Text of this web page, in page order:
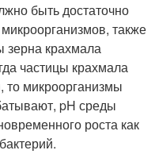
быть достаточно
также
зерна крахмала
частицы крахмала
микроорганизмы
pH среды
роста как